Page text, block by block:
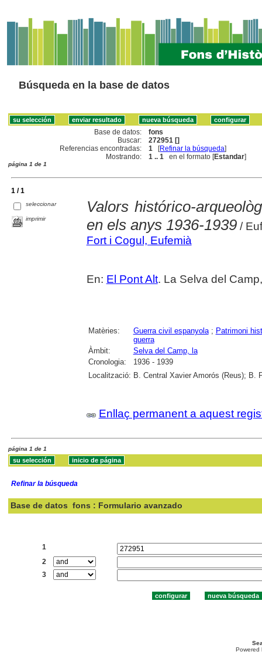
Búsqueda en la base de datos
Base de datos:
fons
Buscar:
272951 []
Referencias encontradas:
1 [Refinar la búsqueda]
Mostrando:
1 .. 1 en el formato [Estandar]
página 1 de 1
1 / 1
seleccionar
imprimir
Valors histórico-
en els anys 1936-1939/
Fort i Cogul, Eufemià
En: El Pont Alt. La Selva del
Matèries: Guerra civil espanyola; Patrimoni
guerra
Àmbit:
Selva del Camp, la
Cronologia:
1936 - 1939
Localització: B. Central Xavier Amorós (Reus); B.
Enllaç permanent a aquest
página 1 de 1
Refinar la búsqueda
Base de datos fons : Formulario avanzado
1
2
3